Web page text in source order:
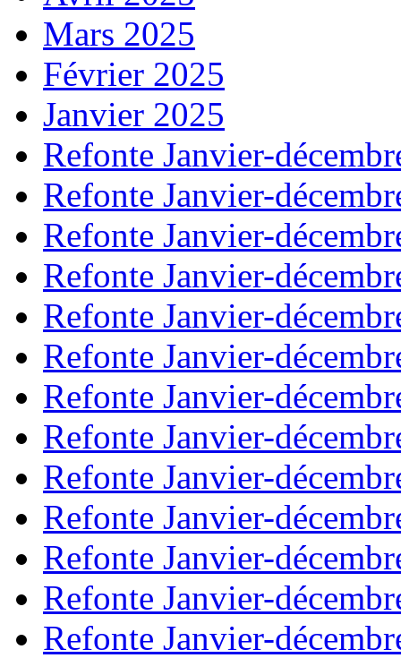
Mars 2025
Février 2025
Janvier 2025
Refonte Janvier-
Refonte Janvier-
Refonte Janvier-
Refonte Janvier-
Refonte Janvier-
Refonte Janvier-
Refonte Janvier-
Refonte Janvier-
Refonte Janvier-
Refonte Janvier-
Refonte Janvier-
Refonte Janvier-
Refonte Janvier-